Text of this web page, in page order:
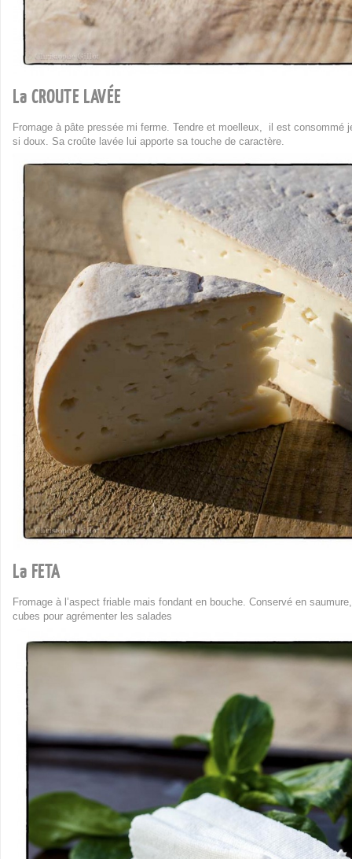
La CROUTE LAVÉE
Fromage à pâte pressée mi ferme. Tendre et moelleux, il est consommé
si doux. Sa croûte lavée lui apporte sa touche de caractère.
La FETA
Fromage à l’aspect friable mais fondant en bouche. Conservé en
cubes pour agrémenter les salades